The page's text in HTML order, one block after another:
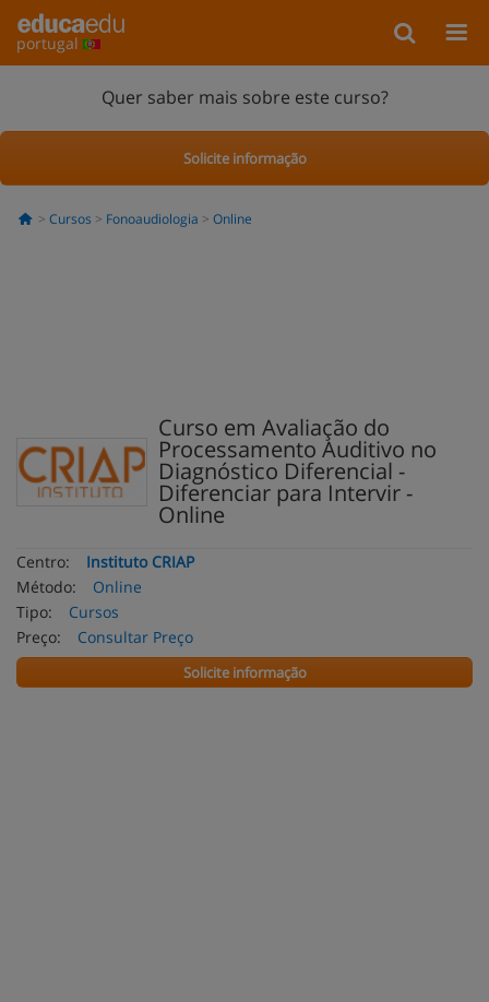
portugal
Quer saber mais sobre este curso?
Solicite informação
Cursos Fonoaudiologia Online
Curso em Avaliação do
Processamento Auditivo no
Diagnóstico Diferencial -
Diferenciar para Intervir -
Online
Centro:
Instituto CRIAP
Método:
Online
Tipo:
Cursos
Preço:
Consultar Preço
Solicite informação